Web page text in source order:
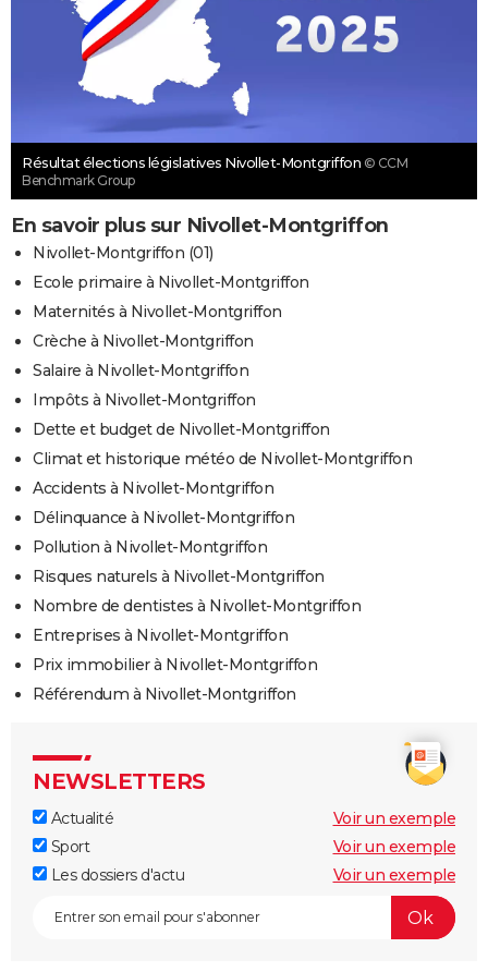
Résultat élections législatives Nivollet-Montgriffon © CCM
Benchmark Group
En savoir plus sur Nivollet-Montgriffon
Nivollet-Montgriffon (01)
Ecole primaire à Nivollet-Montgriffon
Maternités à Nivollet-Montgriffon
Crèche à Nivollet-Montgriffon
Salaire à Nivollet-Montgriffon
Impôts à Nivollet-Montgriffon
Dette et budget de Nivollet-Montgriffon
Climat et historique météo de Nivollet-Montgriffon
Accidents à Nivollet-Montgriffon
Délinquance à Nivollet-Montgriffon
Pollution à Nivollet-Montgriffon
Risques naturels à Nivollet-Montgriffon
Nombre de dentistes à Nivollet-Montgriffon
Entreprises à Nivollet-Montgriffon
Prix immobilier à Nivollet-Montgriffon
Référendum à Nivollet-Montgriffon
NEWSLETTERS
Actualité
Voir un exemple
Sport
Voir un exemple
Les dossiers d'actu
Voir un exemple